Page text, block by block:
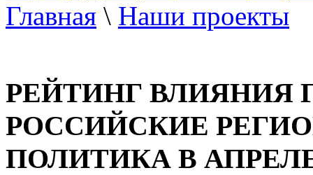
Главная \ Наши проекты
РЕЙТИНГ ВЛИЯНИЯ
РОССИЙСКИЕ
ПОЛИТИКА В АПРЕЛЕ